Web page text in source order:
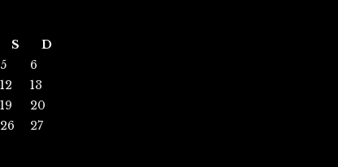
S
D
5
6
12
13
19
20
26
27